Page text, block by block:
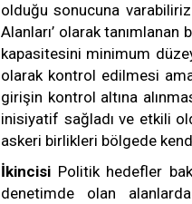
olduğu sonucuna varabiliriz.
Alanları’ olarak
kapasitesini minimum
olarak kontrol edilmesi
girişin kontrol altına
inisiyatif sağladı ve etkili
askeri birlikleri bölgede
İkincisi Politik hedefler
denetimde olan